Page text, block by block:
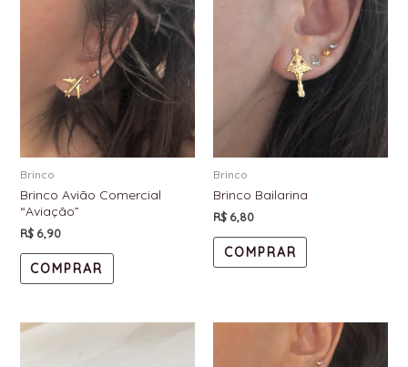
Brinco
Brinco Avião Comercial
“Aviação”
R$6,90
COMPRAR
Brinco
Brinco Bailarina
R$ 6,80
COMPRAR